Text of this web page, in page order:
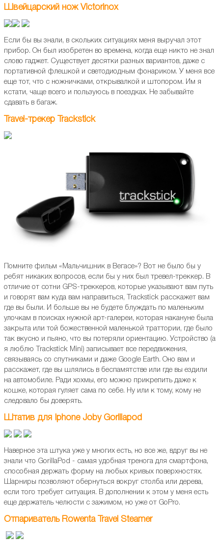
Швейцарский нож Victorinox
Если бы вы знали, в скольких ситуациях меня выручал этот
прибор. Он был изобретен во времена, когда еще никто не знал
слово гаджет. Существует десятки разных вариантов, даже с
портативной флешкой и светодиодным фонариком. У меня все
еще тот, что с ножничками, открывалкой и штопором. Им я
кстати, чаще всего и пользуюсь в поездках. Не забывайте
сдавать в багаж.
Travel-трекер Trackstick
Помните фильм «Мальчишник в Вегасе»? Вот не было бы у
ребят никаких вопросов, если бы у них был тревел-треккер. В
отличие от сотни GPS-треккеров, которые указывают вам путь
и говорят вам куда вам направиться, Trackstick расскажет вам
где вы были. И больше вы не будете блуждать по маленьким
улочкам в поисках нужной арт-галереи, которая накануне была
закрыта или той божественной маленькой траттории, где было
так вкусно и пьяно, что вы потеряли ориентацию. Устройство (а
я люблю Trackstick Mini) записывает все передвижения,
связываясь со спутниками и даже Google Earth. Оно вам и
расскажет, где вы шлялись в беспамятстве или где вы ездили
на автомобиле. Ради хохмы, его можно прикрепить даже к
кошке, которая гуляет сама по себе. Ну или к тому, кому не
следовало бы доверять.
Штатив для Iphone Joby Gorillapod
Наверное эта штука уже у многих есть, но все же, вдруг вы не
знали что GorillaPod - самая удобная тренога для смартфона,
способная держать форму на любых кривых поверхностях.
Шарниры позволяют обернуться вокруг столба или дерева,
если того требует ситуация. В дополнении к этом у меня есть
еще держатель челюсти с зажимом, но уже от GoPro.
Отпариватель Rowenta Travel Steamer